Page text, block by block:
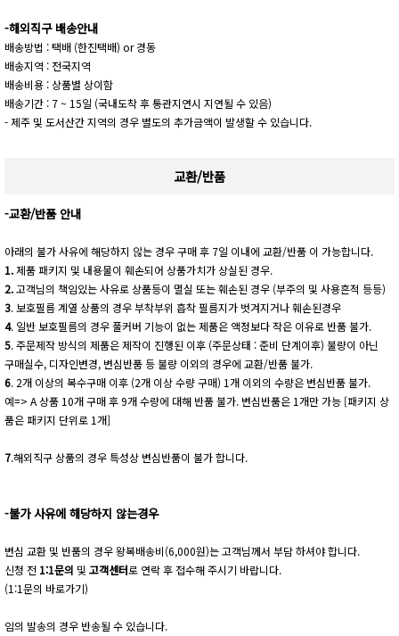
-해외직구 배송안내
배송방법 : 택배 (한진택배) or 경동
배송지역 : 전국지역
배송비용 : 상품별 상이함
배송기간 : 7 ~ 15일 (국내도착 후 통관지연시 지연될 수 있음)
- 제주 및 도서산간 지역의 경우 별도의 추가금액이 발생할 수 있습니다.
교환/반품
-교환/반품 안내
아래의 불가 사유에 해당하지 않는 경우 구매 후 7일 이내에 교환/반품 이 가능합니다.
1.제품 패키지 및 내용물이 훼손되어 상품가치가 상실된 경우.
2.고객님의 책임있는 사유로 상품등이 멸실 또는 훼손된 경우 (부주의 및 사용흔적 등등)
3. 보호필름 계열 상품의 경우 부착부위 흡착 필름지가 벗겨지거나 훼손된경우
4. 일반 보호필름의 경우 풀커버 기능이 없는 제품은 액정보다 작은 이유로 반품 불가.
5. 주문제작 방식의 제품은 제작이 진행된 이후 (주문상태 : 준비 단계이후) 불량이 아닌
구매실수, 디자인변경, 변심반품 등 불량 이외의 경우에 교환/반품 불가.
6. 2개 이상의 복수구매 이후 (2개 이상 수량 구매) 1개 이외의 수량은 변심반품 불가.
예=> A 상품 10개 구매 후 9개 수량에 대해 반품 불가. 변심반품은 1개만 가능 [패키지 상
품은 패키지 단위로 1개]
7.해외직구 상품의 경우 특성상 변심반품이 불가 합니다.
-불가 사유에 해당하지 않는경우
변심 교환 및 반품의 경우 왕복배송비(6,000원)는 고객님께서 부담 하셔야 합니다.
신청 전1:1문의 및 고객센터로 연락 후 접수해 주시기 바랍니다.
(1:1문의 바로가기)
임의 발송의 경우 반송될 수 있습니다.